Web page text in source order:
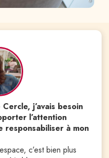
j’avais besoin
l’attention
responsabiliser à mon
c’est bien plus